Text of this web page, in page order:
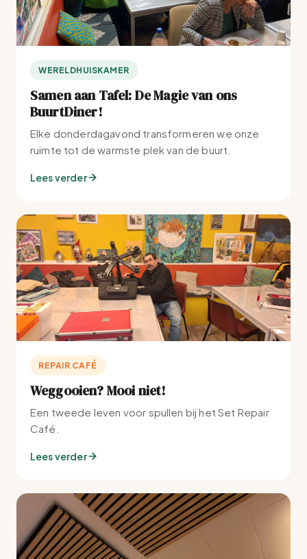
WERELDHUISKAMER
Samen aan Tafel: De Magie van ons
BuurtDiner!
Elke donderdagavond transformeren we onze
ruimte tot de warmste plek van de buurt.
Lees verder
REPAIR CAFÉ
Weggooien? Mooi niet!
Een tweede leven voor spullen bij het Set Repair
Café.
Lees verder